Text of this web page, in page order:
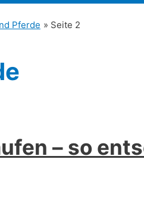
Pferde Seite 2
– so